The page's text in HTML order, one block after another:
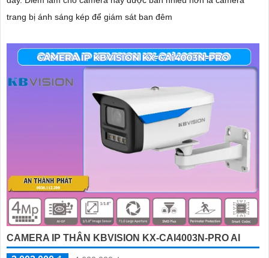
trang bị ánh sáng kép để giám sát ban đêm
CAMERA IP THÂN KBVISION KX-CAI4003N-PRO AI